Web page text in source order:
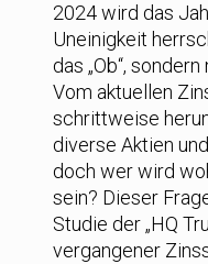
2024 wird das
Uneinigkeit
das „Ob“, sondern
Vom aktuellen
schrittweise
diverse Aktien
doch wer wird
sein? Dieser
Studie der „HQ
vergangener